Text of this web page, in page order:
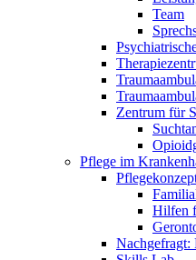
Team
Zentrum für
Pflege im
Hilfen
Nachgefragt: